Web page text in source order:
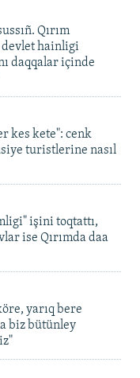
Qırım
hainligi
daqqalar içinde
kes kete": cenk
turistlerine nasıl
işini toqtattı,
ise Qırımda daa
yarıq bere
biz bütünley